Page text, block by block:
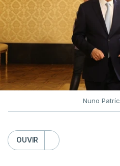
Nuno
OUVIR